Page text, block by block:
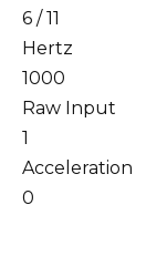
6 / 11
Hertz
1000
Raw Input
1
Acceleration
0